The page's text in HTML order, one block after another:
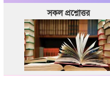
সকল প্রশ্নোত্তর